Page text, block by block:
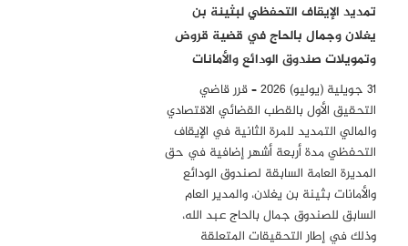
تمديد الإيقاف التحفظي لبثينة بن
يغلان وجمال بالحاج في قضية قروض
وتمويلات صندوق الودائع والأمانات
31 جويلية (يوليو) 2026 – قرر قاضي
التحقيق الأول بالقطب القضائي الاقتصادي
والمالي التمديد للمرة الثانية في الإيقاف
التحفظي مدة أربعة أشهر إضافية في حق
المديرة العامة السابقة لصندوق الودائع
والأمانات بثينة بن يغلان، والمدير العام
السابق للصندوق جمال بالحاج عبد الله،
وذلك في إطار التحقيقات المتعلقة